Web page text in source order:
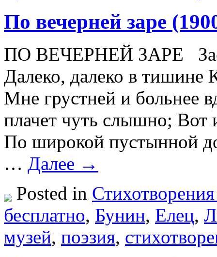
По вечерней заре
ПО ВЕЧЕРНЕЙ ЗАРЕ
Далеко, далеко в тишине
Мне грустней и больнее
плачет чуть слышно;
По широкой пустынной
… Далее →
Posted in
бесплатно, Бунин, Елец,
музей, поэзия,